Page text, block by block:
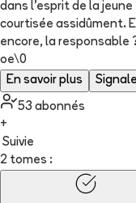
dans l'esprit de la
courtisée assidûment.
encore, la responsable
oe\0
En savoir plus
53 abonnés
+
Suivie
2 tomes :